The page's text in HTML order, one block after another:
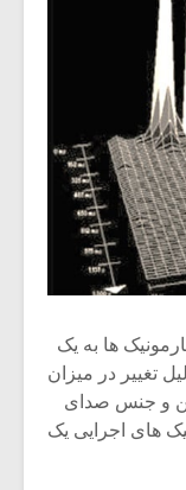
ها به یک
تغییر در میزان
و جنس صدای
های اجرایی یک